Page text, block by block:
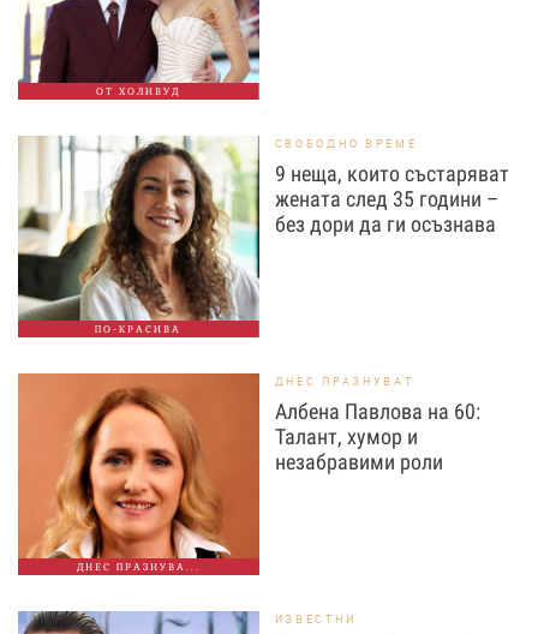
ОТ ХОЛИВУД
ПО-КРАСИВА
СВОБОДНО ВРЕМЕ
9 неща, които състаряват
жената след 35 години –
без дори да ги осъзнава
ДНЕС ПРАЗНУВА...
ДНЕС ПРАЗНУВАТ
Албена Павлова на 60:
Талант, хумор и
незабравими роли
ИЗВЕСТНИ